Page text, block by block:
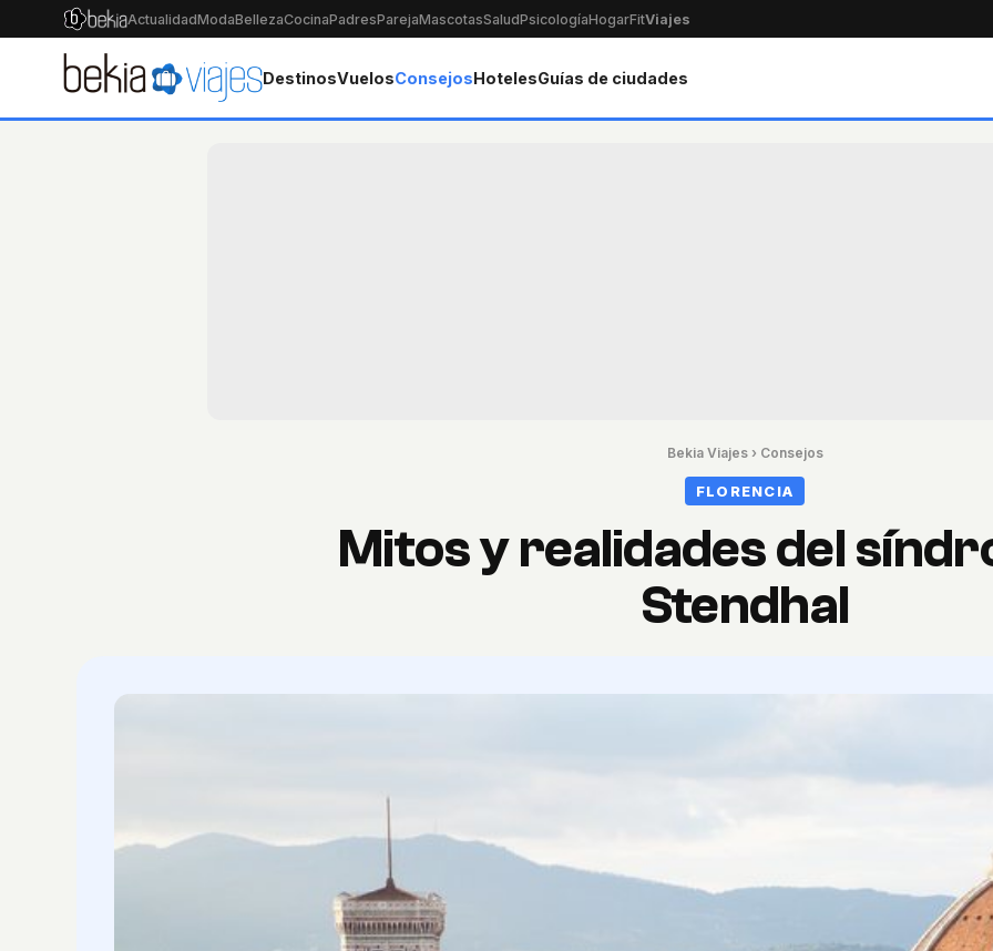
ActualidadModaBellezaCocinaPadresParejaMascotasSaludPsicologíaHogarFitViajes
DestinosVuelosConsejosHotelesGuías de ciudades
Bekia Viajes› Consejos
FLORENCIA
Mitos y realidades del
Stendhal